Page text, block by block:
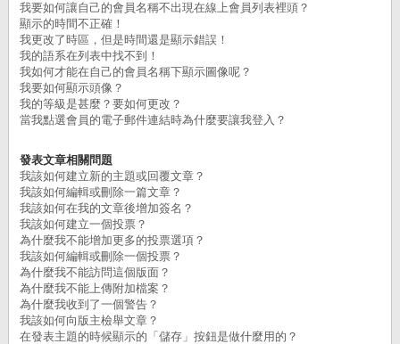
我要如何讓自己的會員名稱不出現在線上會員列表裡頭？
顯示的時間不正確！
我更改了時區，但是時間還是顯示錯誤！
我的語系在列表中找不到！
我如何才能在自己的會員名稱下顯示圖像呢？
我要如何顯示頭像？
我的等級是甚麼？要如何更改？
當我點選會員的電子郵件連結時為什麼要讓我登入？
發表文章相關問題
我該如何建立新的主題或回覆文章？
我該如何編輯或刪除一篇文章？
我該如何在我的文章後增加簽名？
我該如何建立一個投票？
為什麼我不能增加更多的投票選項？
我該如何編輯或刪除一個投票？
為什麼我不能訪問這個版面？
為什麼我不能上傳附加檔案？
為什麼我收到了一個警告？
我該如何向版主檢舉文章？
在發表主題的時候顯示的「儲存」按鈕是做什麼用的？